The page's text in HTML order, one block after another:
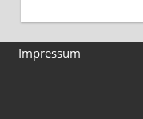
Impressum